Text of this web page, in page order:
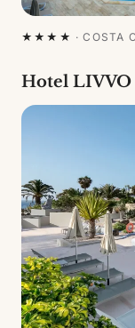
★★★★ ·COSTA
Hotel LIVVO